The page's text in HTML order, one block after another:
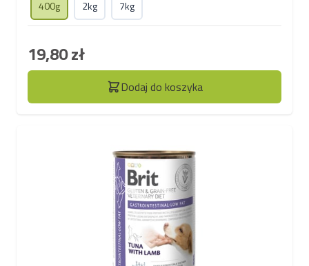
400g
2kg 7kg
19,80 zł
Dodaj do koszyka